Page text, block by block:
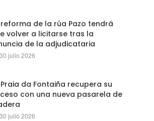
reforma de la rúa Pazo tendrá
volver a licitarse tras la
de la adjudicataria
Posted
30 julio 2026
Praia da Fontaiña recupera su
con una nueva pasarela de
Posted
30 julio 2026